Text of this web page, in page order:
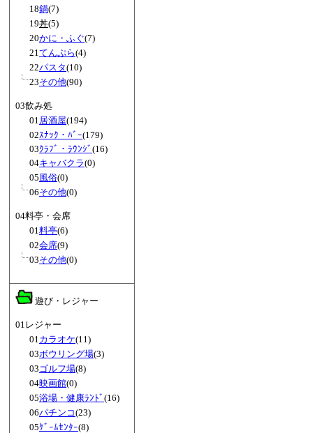
18鍋(7)
19丼(5)
20かに・ふぐ(7)
21 てんぷら(4)
22パスタ(10)
23その他(90)
03飲み処
01 居酒屋(194)
02ｽﾅｯｸ・ﾊﾞｰ(179)
03ｸﾗﾌﾞ・ﾗｳﾝｼﾞ (16)
04キャバクラ(0)
05風俗(0)
06その他(0)
04料亭・会席
01 料亭(6)
02会席(9)
03その他(0)
遊び・レジャー
01レジャー
01 カラオケ(11)
03ボウリング場(3)
03 ゴルフ場(8)
04映画館(0)
05浴場・健康ﾗﾝﾄﾞ (16)
06パチンコ(23)
05ｹﾞｰﾑｾﾝﾀｰ(8)